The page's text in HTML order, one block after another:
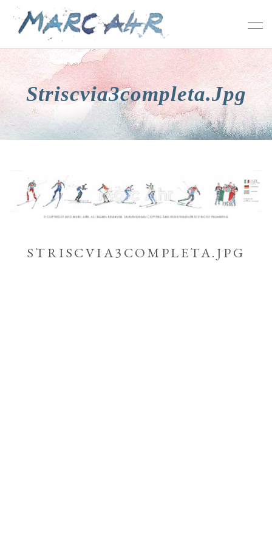
Striscvia3completa.jpg
STRISCVIA3COMPLETA.JPG